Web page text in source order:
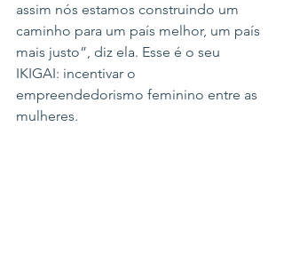
assim nós estamos construindo um
caminho para um país melhor, um país
mais justo”, diz ela. Esse é o seu
IKIGAI: incentivar o
empreendedorismo feminino entre as
mulheres.